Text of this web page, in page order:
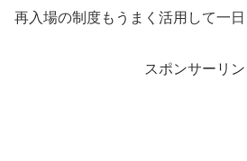
再入場の制度もうまく活用して一日
スポンサーリン